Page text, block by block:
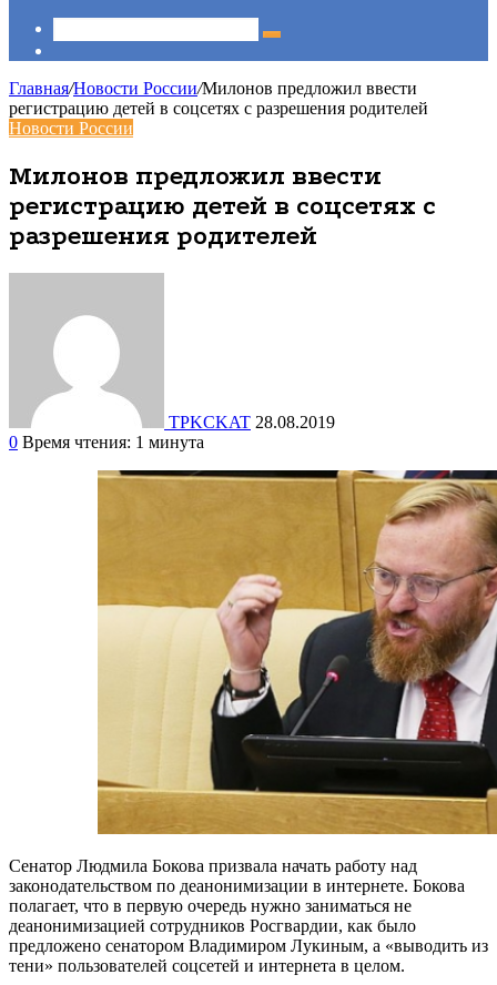
Главная/Новости России/Милонов предложил ввести
регистрацию детей в соцсетях с разрешения родителей
Новости России
Милонов предложил ввести
регистрацию детей в соцсетях с
разрешения родителей
TPKCKAT 28.08.2019
0 Время чтения: 1 минута
Сенатор Людмила Бокова призвала начать работу над
законодательством по деанонимизации в интернете. Бокова
полагает, что в первую очередь нужно заниматься не
деанонимизацией сотрудников Росгвардии, как было
предложено сенатором Владимиром Лукиным, а «выводить из
тени» пользователей соцсетей и интернета в целом.